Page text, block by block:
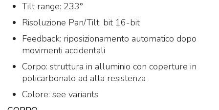
Tilt range: 233°
Risoluzione Pan/Tilt: bit 16-bit
Feedback: riposizionamento automatico dopo
movimenti accidentali
Corpo: struttura in alluminio con coperture in
policarbonato ad alta resistenza
Colore: see variants